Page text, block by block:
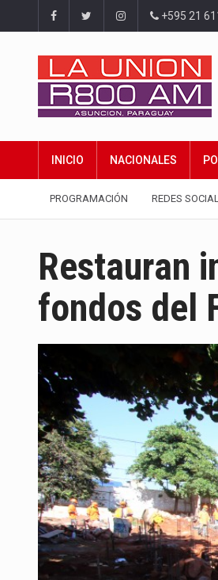
+595 21
INICIO NACIONALES
PROGRAMACIÓN REDES
Restauran
fondos del